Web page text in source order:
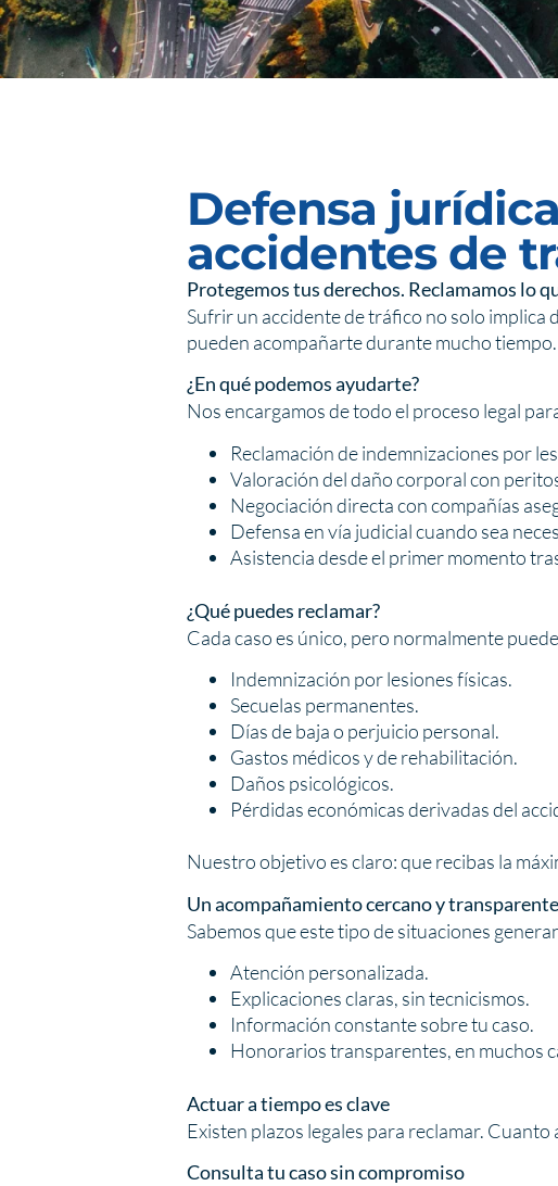
Defensa
accidentes de
Protegemos tus derechos. Reclamamos lo
Sufrir un accidente de tráfico no solo implica
pueden acompañarte durante mucho
¿En qué podemos ayudarte?
Nos encargamos de todo el proceso legal
Reclamación de indemnizaciones por
Valoración del daño corporal con
Negociación directa con compañías
Defensa en vía judicial cuando sea
Asistencia desde el primer momento
¿Qué puedes reclamar?
Cada caso es único, pero normalmente
Indemnización por lesiones físicas.
Secuelas permanentes.
Días de baja o perjuicio personal.
Gastos médicos y de rehabilitación.
Daños psicológicos.
Pérdidas económicas derivadas del
Nuestro objetivo es claro: que recibas la
Un acompañamiento cercano y transparente
Sabemos que este tipo de situaciones
Atención personalizada.
Explicaciones claras, sin tecnicismos.
Información constante sobre tu caso.
Honorarios transparentes, en muchos
Actuar a tiempo es clave
Existen plazos legales para reclamar.
Consulta tu caso sin compromiso